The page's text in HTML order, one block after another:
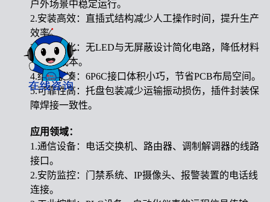
户外场景中稳定运行。
2.安装高效：直插式结构减少人工操作时间，提升生产
效率。
3.成本优化：无LED与无屏蔽设计简化电路，降低材料
与能耗成本。
4.结构紧凑：6P6C接口体积小巧，节省PCB布局空间。
5.可靠性高：托盘包装减少运输振动损伤，插件封装保
障焊接一致性。
应用领域：
1.通信设备：电话交换机、路由器、调制解调器的线路
接口。
2.安防监控：门禁系统、IP摄像头、报警装置的电话线
连接。